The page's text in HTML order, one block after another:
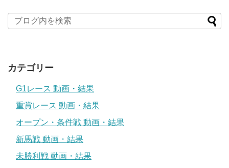
カテゴリー
G1レース 動画・結果
重賞レース 動画・結果
オープン・条件戦 動画・結果
新馬戦 動画・結果
未勝利戦 動画・結果